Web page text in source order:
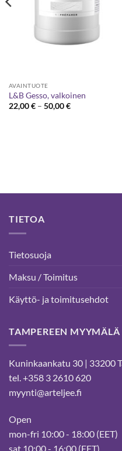
AVAINTUOTE
L&B Gesso, valkoinen
22,00€ – 50,00€Hintaluokka:
TIETOA
Tietosuoja
Maksu / Toimitus
Käyttö- ja toimitusehdot
TAMPEREEN MYYMÄLÄ
Kuninkaankatu 30 | 33200
tel. +358 3 2610 620
myynti@arteljee.fi
Open
mon-fri 10:00 - 18:00 (EET)
sat 10:00 - 16:00 (EET)